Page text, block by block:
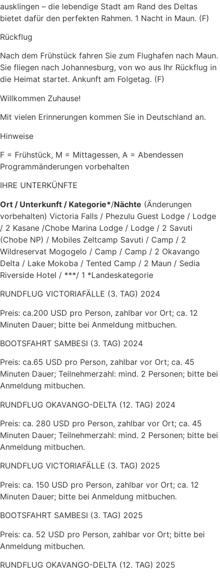
ausklingen – die lebendige Stadt am Rand des Deltas
bietet dafür den perfekten Rahmen. 1 Nacht in Maun. (F)
Rückflug
Nach dem Frühstück fahren Sie zum Flughafen nach Maun.
Sie fliegen nach Johannesburg, von wo aus Ihr Rückflug in
die Heimat startet. Ankunft am Folgetag. (F)
Willkommen Zuhause!
Mit vielen Erinnerungen kommen Sie in Deutschland an.
Hinweise
F = Frühstück, M = Mittagessen, A = Abendessen
Programmänderungen vorbehalten
IHRE UNTERKÜNFTE
Ort / Unterkunft / Kategorie*/Nächte (Änderungen
vorbehalten) Victoria Falls / Phezulu Guest Lodge / Lodge
/ 2 Kasane /Chobe Marina Lodge / Lodge / 2 Savuti
(Chobe NP) / Mobiles Zeltcamp Savuti / Camp / 2
Wildreservat Mogogelo / Camp / Camp / 2 Okavango
Delta / Lake Mokoba / Tented Camp / 2 Maun / Sedia
Riverside Hotel / ***/ 1 *Landeskategorie
RUNDFLUG VICTORIAFÄLLE (3. TAG) 2024
Preis: ca.200 USD pro Person, zahlbar vor Ort; ca. 12
Minuten Dauer; bitte bei Anmeldung mitbuchen.
BOOTSFAHRT SAMBESI (3. TAG) 2024
Preis: ca.65 USD pro Person, zahlbar vor Ort; ca. 45
Minuten Dauer; Teilnehmerzahl: mind. 2 Personen; bitte bei
Anmeldung mitbuchen.
RUNDFLUG OKAVANGO-DELTA (12. TAG) 2024
Preis: ca. 280 USD pro Person, zahlbar vor Ort; ca. 45
Minuten Dauer; Teilnehmerzahl: mind. 2 Personen; bitte bei
Anmeldung mitbuchen.
RUNDFLUG VICTORIAFÄLLE (3. TAG) 2025
Preis: ca. 150 USD pro Person, zahlbar vor Ort; ca. 12
Minuten Dauer; bitte bei Anmeldung mitbuchen.
BOOTSFAHRT SAMBESI (3. TAG) 2025
Preis: ca. 52 USD pro Person, zahlbar vor Ort; bitte bei
Anmeldung mitbuchen.
RUNDFLUG OKAVANGO-DELTA (12. TAG) 2025